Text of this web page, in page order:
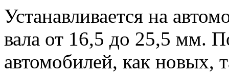
Устанавливается на
вала от 16,5 до 25,5 мм.
автомобилей, как новых,